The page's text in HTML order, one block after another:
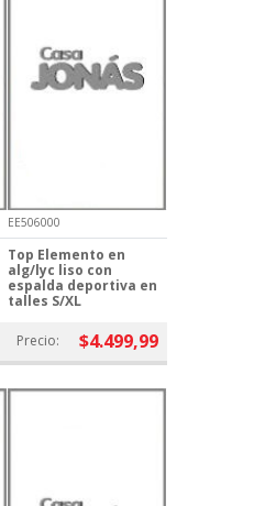
EE506000
Top Elemento en
alg/lyc liso con
espalda deportiva en
talles S/XL
Precio: $4.499,99